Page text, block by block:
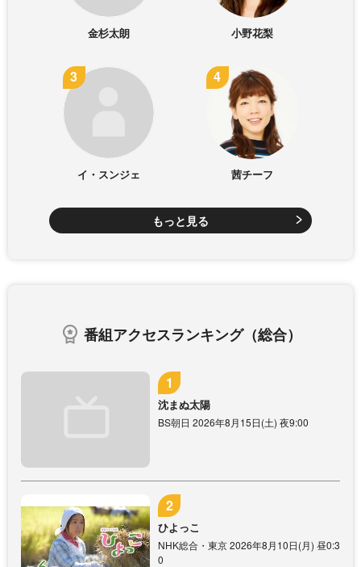
金杉太朗 小野花梨
イ・スンジェ 茜チーフ
もっと見る
番組アクセスランキング（総合）
沈まぬ太陽
BS朝日 2026年8月15日(土) 夜9:00
ひよっこ
NHK総合・東京 2026年8月10日(月) 昼0:3
0